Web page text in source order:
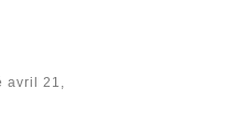
avril 21,